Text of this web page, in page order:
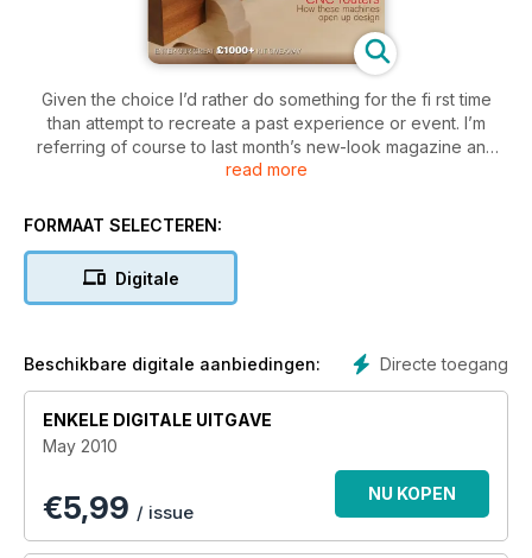
Given the choice I’d rather do something for the fi rst time
than attempt to recreate a past experience or event. I’m
referring of course to last month’s new-look magazine and
this, the notorious second album, but we think we’ve
technology is influencing many of today’s designer/makers,
accessible to a much wider audience. For those of an
impatient disposition Andrea Hargreaves shows us how to
furniture fair.
read more
FORMAAT SELECTEREN:
Digitale
Directe toegang
Beschikbare digitale aanbiedingen:
ENKELE DIGITALE UITGAVE
May 2010
€5,99 / issue
NU KOPEN